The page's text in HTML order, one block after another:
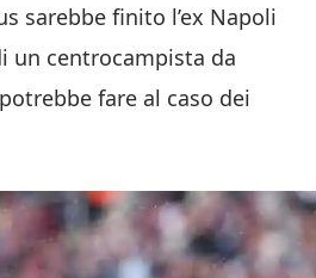
sarebbe finito l’ex Napoli
un centrocampista da
fare al caso dei